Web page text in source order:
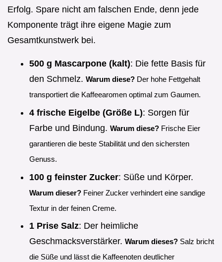
Erfolg. Spare nicht am falschen Ende, denn jede
Komponente trägt ihre eigene Magie zum
Gesamtkunstwerk bei.
500 g Mascarpone (kalt): Die fette Basis für
den Schmelz. Warum diese? Der hohe Fettgehalt
transportiert die Kaffeearomen optimal zum Gaumen.
4 frische Eigelbe (Größe L): Sorgen für
Farbe und Bindung. Warum diese? Frische Eier
garantieren die beste Stabilität und den sichersten
Genuss.
100 g feinster Zucker: Süße und Körper.
Warum dieser? Feiner Zucker verhindert eine sandige
Textur in der feinen Creme.
1 Prise Salz: Der heimliche
Geschmacksverstärker. Warum dieses? Salz bricht
die Süße und lässt die Kaffeenoten deutlicher